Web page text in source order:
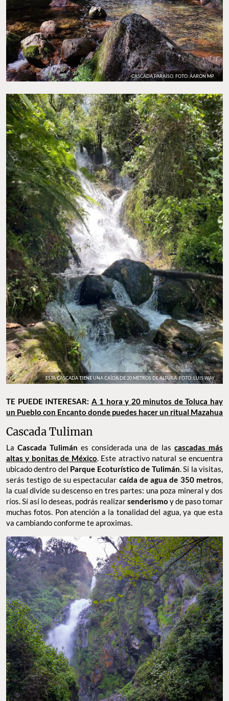
CASCADA PARAÍSO. FOTO: AARON MP.
ESTA CASCADA TIENE UNA CAÍDA DE 20 METROS DE ALTURA. FOTO: LUIS WAY
TE PUEDE INTERESAR: A 1 hora y 20 minutos de Toluca hay
un Pueblo con Encanto donde puedes hacer un ritual Mazahua
Cascada Tuliman
La Cascada Tulimán es considerada una de lascascadas más
altas y bonitas de México. Este atractivo natural se encuentra
ubicado dentro del Parque Ecoturístico de Tulimán. Si la visitas,
serás testigo de su espectacular caída de agua de 350 metros,
la cual divide su descenso en tres partes: una poza mineral y dos
ríos. Sí así lo deseas, podrás realizarsenderismo y de paso tomar
muchas fotos. Pon atención a la tonalidad del agua, ya que esta
va cambiando conforme te aproximas.